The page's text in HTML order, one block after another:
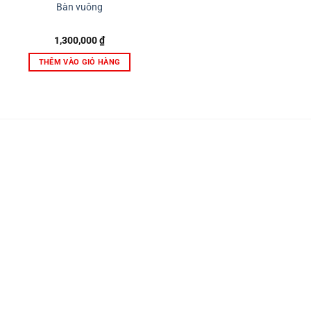
Bàn vuông
1,300,000₫
THÊM VÀO GIỎ HÀNG